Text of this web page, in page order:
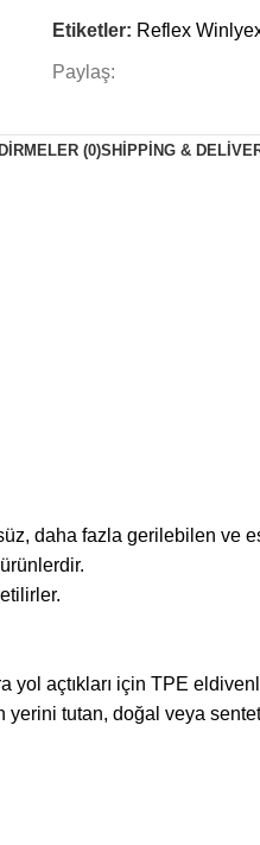
Etiketler: Reflex
Paylaş:
(0)SHIPPING &
daha fazla gerilebilen ve
açtıkları için TPE
tutan, doğal veya